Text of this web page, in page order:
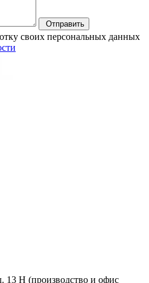
Отправить
своих персональных данных
13 Н (производство и офис